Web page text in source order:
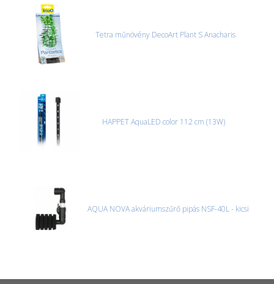
Tetra műnövény DecoArt Plant S Anacharis
HAPPET AquaLED color 112 cm (13W)
AQUA NOVA akváriumszűrő pipás NSF-40L - kicsi